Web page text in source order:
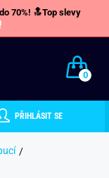
70%! 🔝Top slevy
0
PŘIHLÁSIT SE